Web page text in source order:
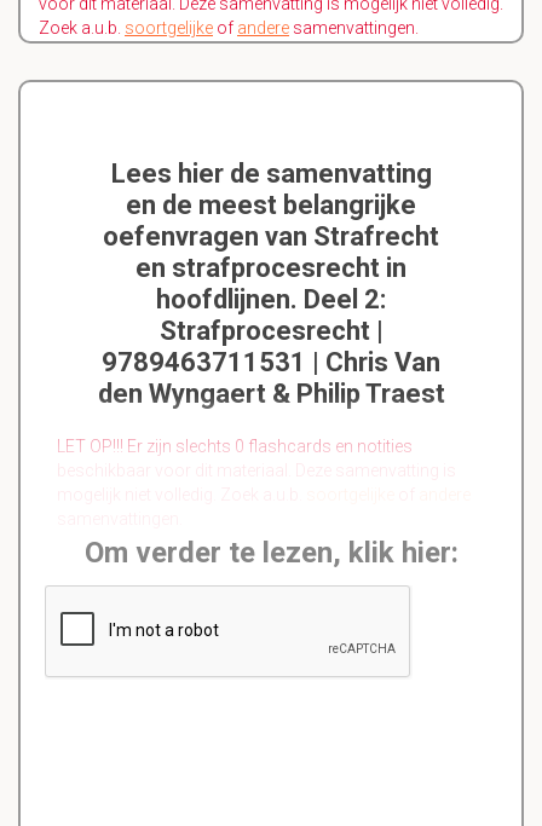
voor dit materiaal. Deze samenvatting is mogelijk niet volledig.
Zoek a.u.b. soortgelijke of andere samenvattingen.
Lees hier de samenvatting
en de meest belangrijke
oefenvragen van Strafrecht
en strafprocesrecht in
hoofdlijnen. Deel 2:
Strafprocesrecht |
9789463711531 | Chris Van
den Wyngaert & Philip Traest
LET OP!!! Er zijn slechts 0 flashcards en notities
beschikbaar voor dit materiaal. Deze samenvatting is
Om verder te lezen, klik hier: